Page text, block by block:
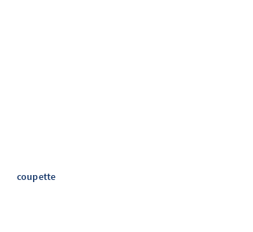
coupette